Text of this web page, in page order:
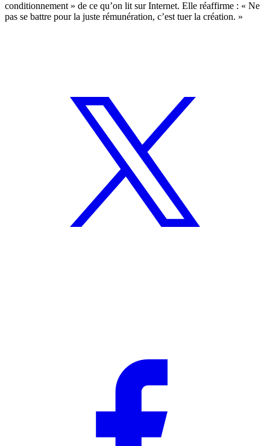
conditionnement » de ce qu’on lit sur Internet. Elle réaffirme : « Ne
pas se battre pour la juste rémunération, c’est tuer la création. »